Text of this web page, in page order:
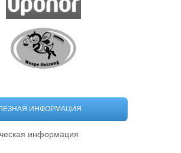
ИНФОРМАЦИЯ
информация